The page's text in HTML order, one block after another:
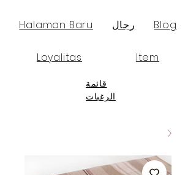
Halaman Baru رجال Blog
Loyalitas Item
قائمة
الرغبات